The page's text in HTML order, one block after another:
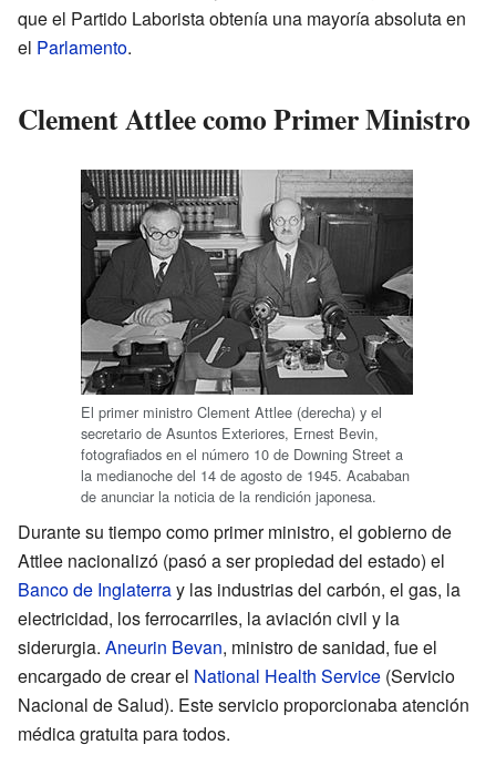
que el Partido Laborista obtenía una mayoría absoluta en
el Parlamento.
Clement Attlee como Primer Ministro
El primer ministro Clement Attlee (derecha) y el
secretario de Asuntos Exteriores, Ernest Bevin,
fotografiados en el número 10 de Downing Street a
la medianoche del 14 de agosto de 1945. Acababan
de anunciar la noticia de la rendición japonesa.
Durante su tiempo como primer ministro, el gobierno de
Attlee nacionalizó (pasó a ser propiedad del estado) el
Banco de Inglaterray las industrias del carbón, el gas, la
electricidad, los ferrocarriles, la aviación civil y la
siderurgia. Aneurin Bevan, ministro de sanidad, fue el
encargado de crear el National Health Service (Servicio
Nacional de Salud). Este servicio proporcionaba atención
médica gratuita para todos.